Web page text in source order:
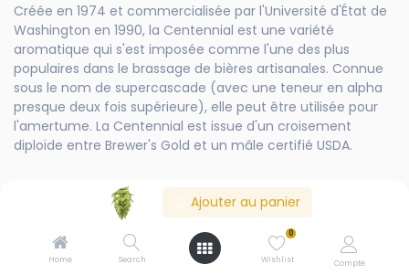
Ajouter au panier
Home Search
0
Wishlist Compte
Créée en 1974 et commercialisée par l'Université d'État de
Washington en 1990, la Centennial est une variété
aromatique qui s'est imposée comme l'une des plus
populaires dans le brassage de bières artisanales. Connue
sous le nom de supercascade (avec une teneur en alpha
presque deux fois supérieure), elle peut être utilisée pour
l'amertume. La Centennial est issue d'un croisement
diploïde entre Brewer's Gold et un mâle certifié USDA.